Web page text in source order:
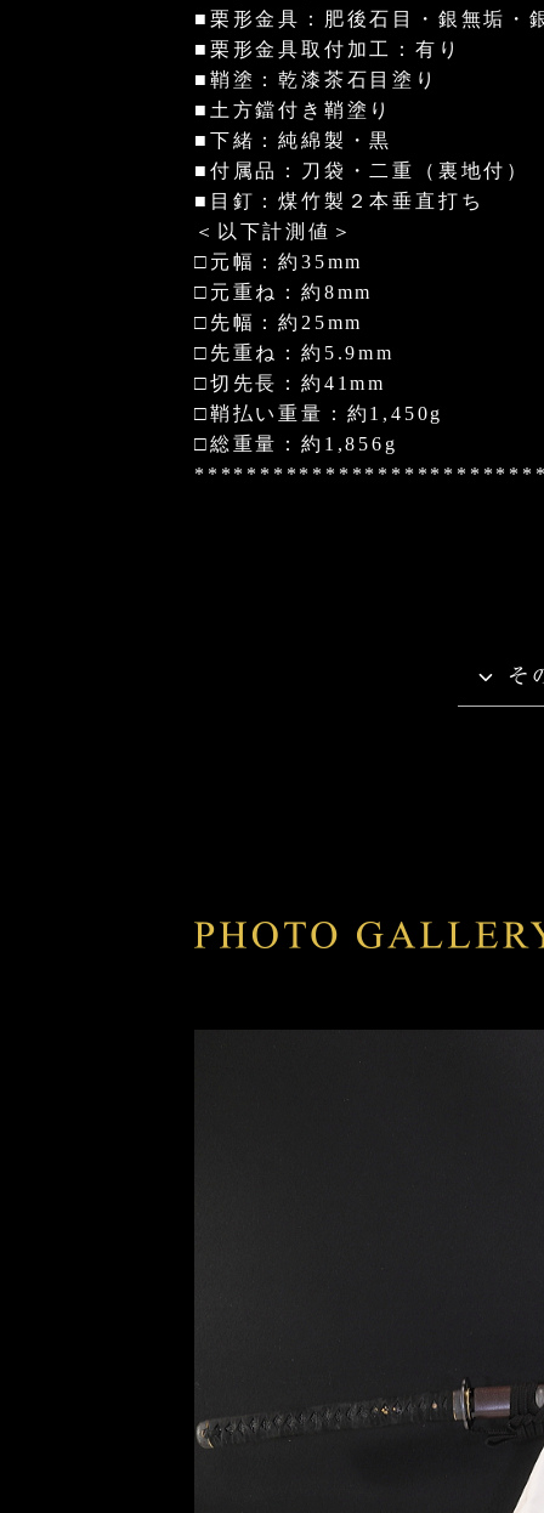
■栗形金具：肥後石目・銀無垢・
■栗形金具取付加工：有り
■鞘塗：乾漆茶石目塗り
■土方鐺付き鞘塗り
■下緒：純綿製・黒
■付属品：刀袋・二重（裏地付）
■目釘：煤竹製２本垂直打ち
＜以下計測値＞
□元幅：約35mm
□元重ね：約8mm
□先幅：約25mm
□先重ね：約5.9mm
□切先長：約41mm
□鞘払い重量：約1,450g
□総重量：約1,856g